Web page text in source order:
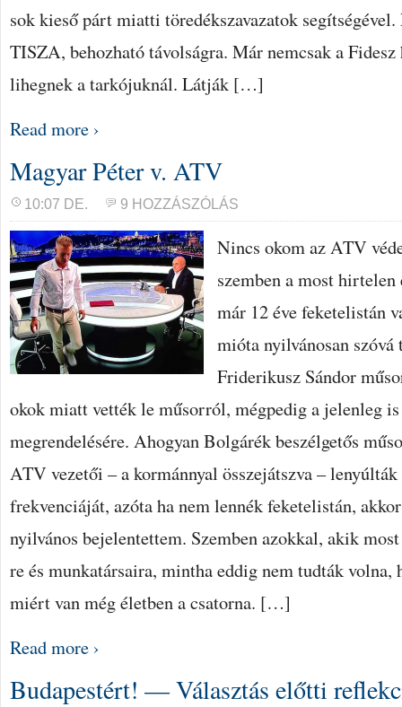
sok kieső párt miatti töredékszavazatok
TISZA, behozható távolságra. Már nemcsak a
lihegnek a tarkójuknál. Látják […]
Read more ›
Magyar Péter v. ATV
10:07 DE. 9 HOZZÁSZÓLÁS
Nincs okom az ATV
szemben a most
már 12 éve feketelistán
mióta nyilvánosan szóvá
Friderikusz Sándor
okok miatt vették le műsorról, mégpedig a jelenleg
megrendelésére. Ahogyan Bolgárék beszélgetős
ATV vezetői – a kormánnyal összejátszva –
frekvenciáját, azóta ha nem lennék feketelistán,
nyilvános bejelentettem. Szemben azokkal, akik
re és munkatársaira, mintha eddig nem tudták volna,
miért van még életben a csatorna. […]
Read more ›
Budapestért! — Választás előtti